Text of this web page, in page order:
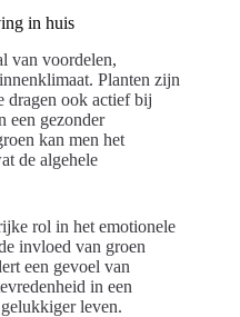
in huis
van voordelen,
Planten zijn
dragen ook actief bij
een gezonder
kan men het
de algehele
rol in het emotionele
invloed van groen
een gevoel van
in een
leven.